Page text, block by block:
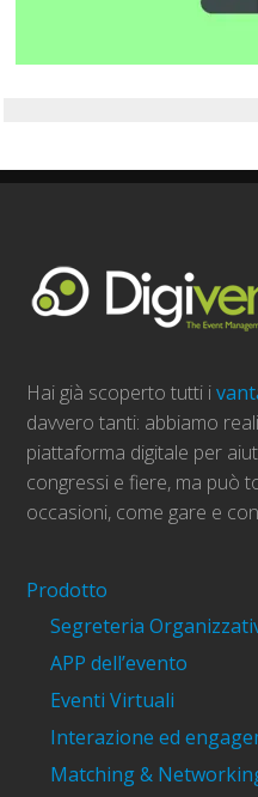
Hai già scoperto tutti i
davvero tanti: abbiamo
piattaforma digitale per
congressi e fiere, ma può
occasioni, come gare e
Prodotto
Segreteria
APP dell’evento
Eventi Virtuali
Interazione ed
Matching &